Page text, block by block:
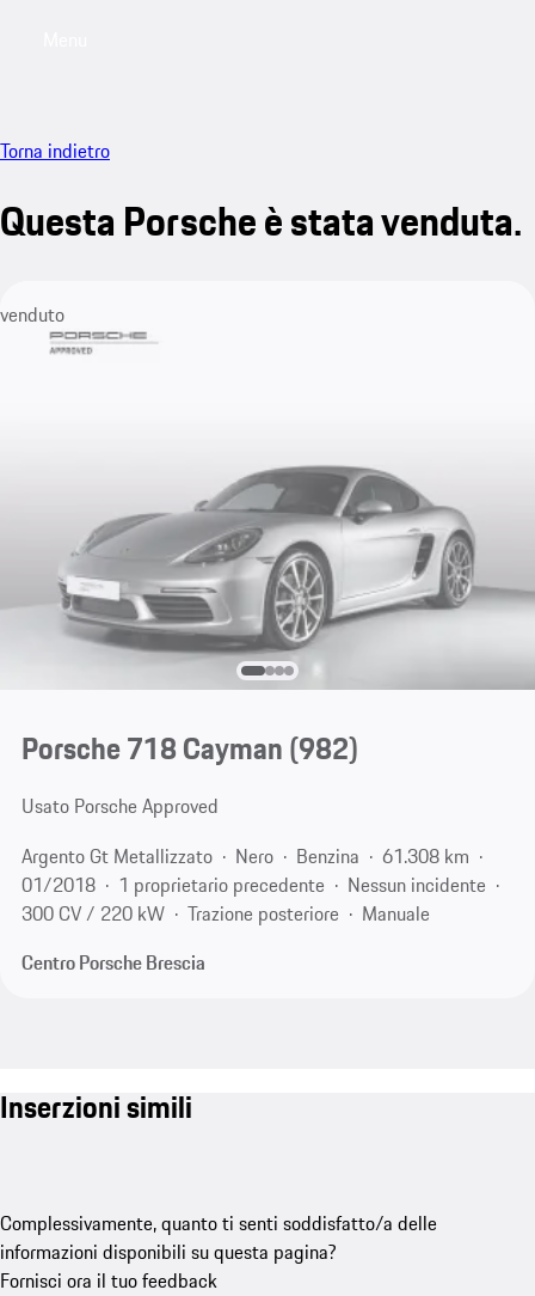
Torna indietro
Questa Porsche è stata venduta.
venduto
Porsche 718 Cayman(982)
Usato Porsche Approved
Argento Gt Metallizzato
Nero Benzina
61.308 km
01/2018
1 proprietario precedente
Nessun incidente
300 CV / 220 kW
Trazione posteriore
Manuale
Centro Porsche Brescia
Inserzioni simili
Complessivamente, quanto ti senti soddisfatto/a delle
informazioni disponibili su questa pagina?
Fornisci ora il tuo feedback